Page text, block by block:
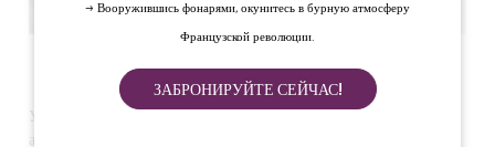
→ Вооружившись фонарями, окунитесь в бурную атмосферу
Французской революции.
ЗАБРОНИРУЙТЕ СЕЙЧАС!